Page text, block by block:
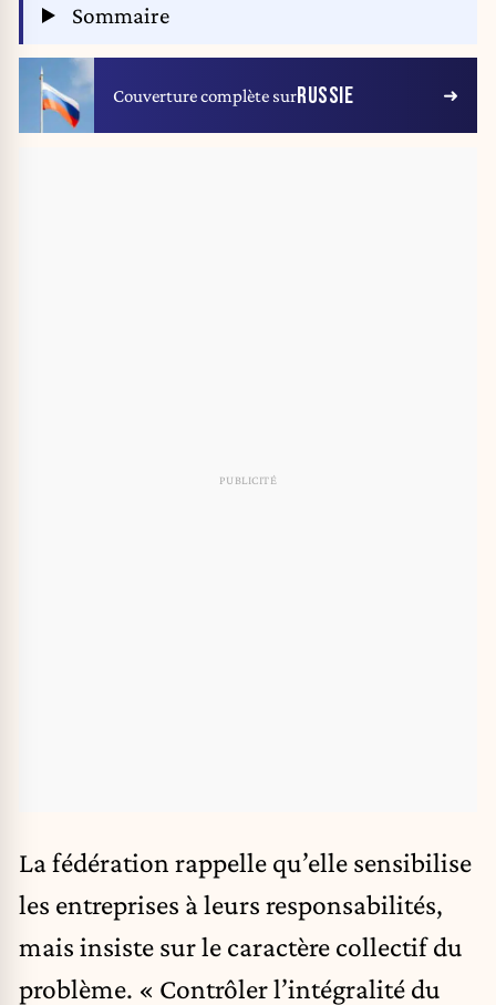
Sommaire
Couverture complète surRUSSIE
La fédération rappelle qu’elle sensibilise
les entreprises à leurs responsabilités,
mais insiste sur le caractère collectif du
problème. « Contrôler l’intégralité du